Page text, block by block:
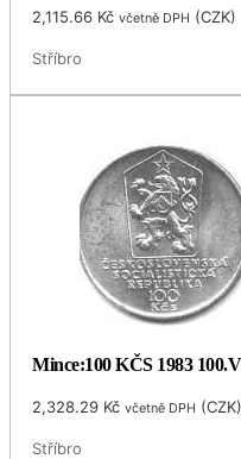
2,115.66 Kč včetně DPH (CZK)
Stříbro
Mince:100 KČS 1983
2,328.29 Kč včetně DPH (CZK)
Stříbro